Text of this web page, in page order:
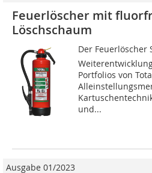
Feuerlöscher mit
Löschschaum
Der Feuerlöscher
Portfolios von
und...
Ausgabe 01/2023